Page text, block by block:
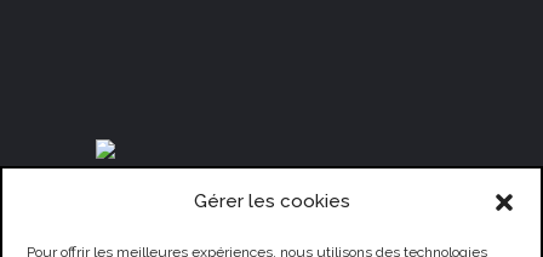
Gérer les cookies
Pour offrir les meilleures expériences, nous utilisons des technologies